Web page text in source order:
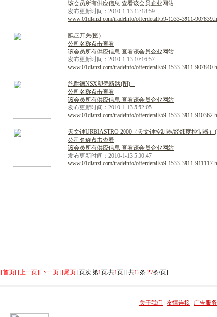
该会员所有供应信息 查看该会员企业网站
发布更新时间：2010-1-13 12:18:59
www.01dianzi.com/tradeinfo/offerdetail/59-1533-3911-
胝压开关(图)
公司名称点击查看
该会员所有供应信息 查看该会员企业网站
发布更新时间：2010-1-13 10:16:57
www.01dianzi.com/tradeinfo/offerdetail/59-1533-3911-
施耐德NSX塑壳断路(图)
公司名称点击查看
该会员所有供应信息 查看该会员企业网站
发布更新时间：2010-1-13 5:52:05
www.01dianzi.com/tradeinfo/offerdetail/59-1533-3911-
天文钟URBIASTRO 2000 （ 天文钟控制 器/经纬度控制 器） (
公司名称点击查看
该会员所有供应信息 查看该会员企业网站
发布更新时间：2010-1-13 5:00:47
www.01dianzi.com/tradeinfo/offerdetail/59-1533-3911-
[首页] [上一页][下一页] [尾页][页次 第1页/共1页] [共12条 27条/页]
关于我们 友情连接 广告服务